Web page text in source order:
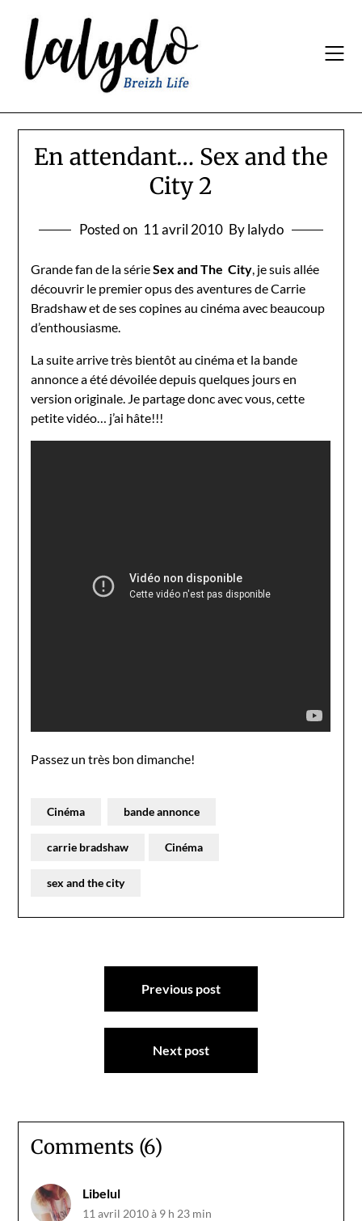
content
En attendant… Sex and the
City 2
Posted on 11 avril 2010 By lalydo
Grande fan de la sérieSex and The City, je suis allée
découvrir le premier opus des aventures de Carrie
Bradshaw et de ses copines au cinéma avec beaucoup
d’enthousiasme.
La suite arrive très bientôt au cinéma et la bande
annonce a été dévoilée depuis quelques jours en
version originale. Je partage donc avec vous, cette
petite vidéo… j’ai hâte!!!
Passez un très bon dimanche!
Cinéma bande annonce
carrie bradshaw Cinéma
sex and the city
Navigation
Previous post
Next post
Comments (6)
Libelul
11 avril 2010 à 9 h 23 min